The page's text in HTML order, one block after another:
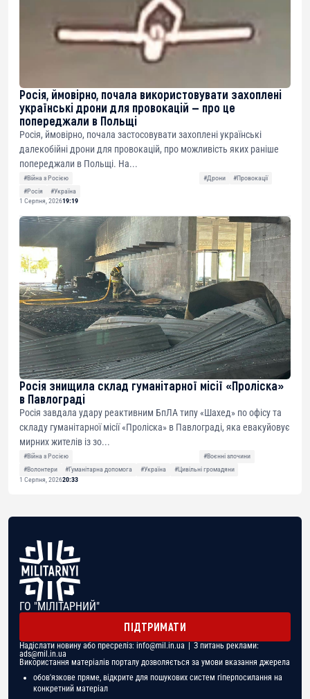
Росія, ймовірно, почала використовувати захоплені
українські дрони для провокацій — про це
попереджали в Польщі
Росія, ймовірно, почала застосовувати захоплені українські
далекобійні дрони для провокацій, про можливість яких раніше
попереджали в Польщі. На...
#Війна з Росією #Дрони
#Провокації
#Росія
#Україна
1 Серпня, 202619:19
Росія знищила склад гуманітарної місії «Проліска»
в Павлограді
Росія завдала удару реактивним БпЛА типу «Шахед» по офісу та
складу гуманітарної місії «Проліска» в Павлограді, яка евакуйовує
мирних жителів із зо...
#Війна з Росією
#Воєнні злочини
#Волонтери
#Гуманітарна допомога #Україна
#Цивільні громадяни
1 Серпня, 202620:33
ГО "МІЛІТАРНИЙ"
ПІДТРИМАТИ
Надіслати новину або пресреліз: info@mil.in.ua | З питань реклами:
ads@mil.in.ua
Використання матеріалів порталу дозволяється за умови вказання джерела
обов'язкове пряме, відкрите для пошукових систем гіперпосилання на
конкретний матеріал